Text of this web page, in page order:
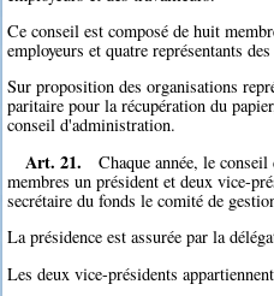
Ce conseil est composé de huit
employeurs et quatre représentants
Sur proposition des organisations
paritaire pour la récupération du
conseil d'administration.
Art. 21.
Chaque année, le
membres un président et deux vice-
secrétaire du fonds le comité de
La présidence est assurée par la
Les deux vice-présidents